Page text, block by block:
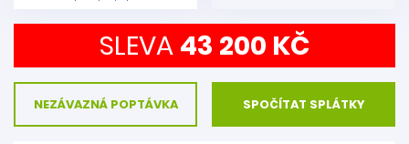
SLEVA 43 200 KČ
NEZÁVAZNÁ POPTÁVKA SPOČÍTAT SPLÁTKY